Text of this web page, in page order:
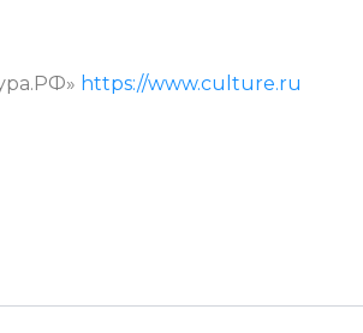
https://www.culture.ru